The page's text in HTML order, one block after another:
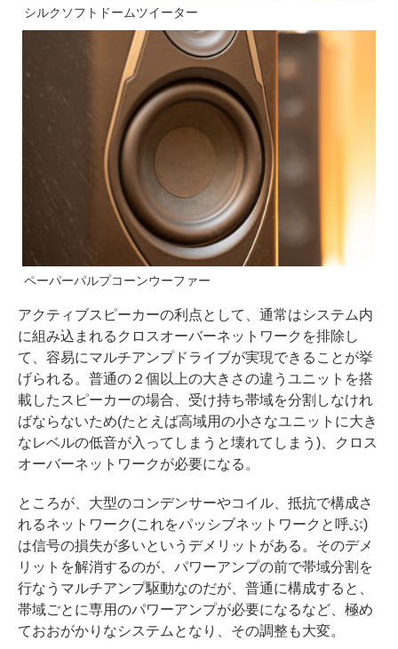
シルクソフトドームツイーター
ペーパーパルプコーンウーファー
アクティブスピーカーの利点として、通常はシステム内
に組み込まれるクロスオーバーネットワークを排除し
て、容易にマルチアンプドライブが実現できることが挙
げられる。普通の２個以上の大きさの違うユニットを搭
載したスピーカーの場合、受け持ち帯域を分割しなけれ
ばならないため(たとえば高域用の小さなユニットに大き
なレベルの低音が入ってしまうと壊れてしまう)、クロス
オーバーネットワークが必要になる。
ところが、大型のコンデンサーやコイル、抵抗で構成さ
れるネットワーク(これをパッシブネットワークと呼ぶ)
は信号の損失が多いというデメリットがある。そのデメ
リットを解消するのが、パワーアンプの前で帯域分割を
行なうマルチアンプ駆動なのだが、普通に構成すると、
帯域ごとに専用のパワーアンプが必要になるなど、極め
ておおがかりなシステムとなり、その調整も大変。